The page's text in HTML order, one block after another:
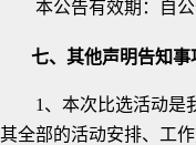
本公告有效期： 自
七、 其他声明告知事
1、本次 比选活动是
其全部的活动安排、工